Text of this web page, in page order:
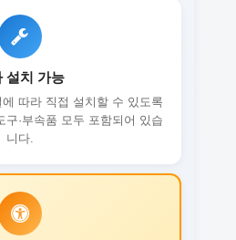
설치 가능
따라 직접 설치할 수 있도록
구·부속품 모두 포함되어 있습
니다.